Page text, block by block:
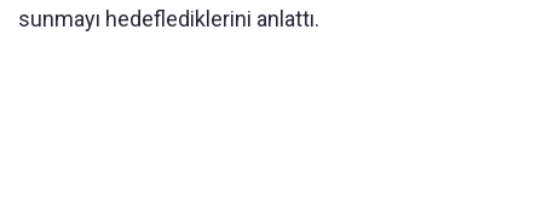
sunmayı hedeflediklerini anlattı.